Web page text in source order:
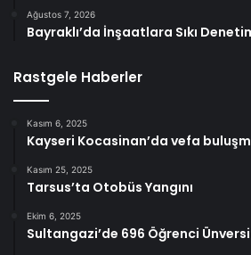
Ağustos 7, 2026
Bayraklı’da İnşaatlara Sıkı
Rastgele Haberler
Kasım 6, 2025
Kayseri Kocasinan’da vefa
Kasım 25, 2025
Tarsus’ta Otobüs Yangını
Ekim 6, 2025
Sultangazi’de 696 Öğrenci